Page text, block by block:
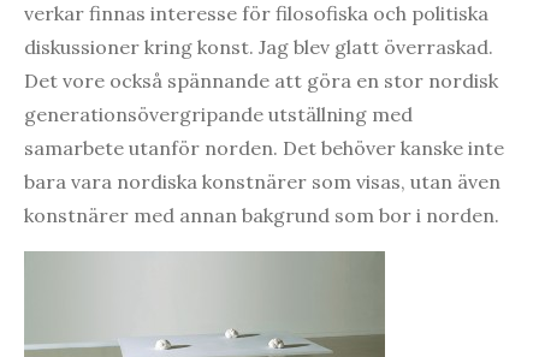
verkar finnas interesse för filosofiska och politiska
diskussioner kring konst. Jag blev glatt överraskad.
Det vore också spännande att göra en stor nordisk
generationsövergripande utställning med
samarbete utanför norden. Det behöver kanske inte
bara vara nordiska konstnärer som visas, utan även
konstnärer med annan bakgrund som bor i norden.